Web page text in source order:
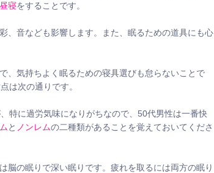
昼寝をすることです。
、音なども影響します。また、眠るための道具にも心
、気持ちよく眠るための寝具選びも怠らないことで
は次の通りです。
特に過労気味になりがちなので、50代男性は一番快
と ノンレムの二種類があることを覚えておいてくださ
脳の眠りで深い眠りです。疲れを取るには両方の眠り